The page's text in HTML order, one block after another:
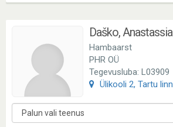
Daško, Anastassia
Hambaarst
PHR OÜ
Tegevusluba: L03909
Ülikooli 2, Tartu linn